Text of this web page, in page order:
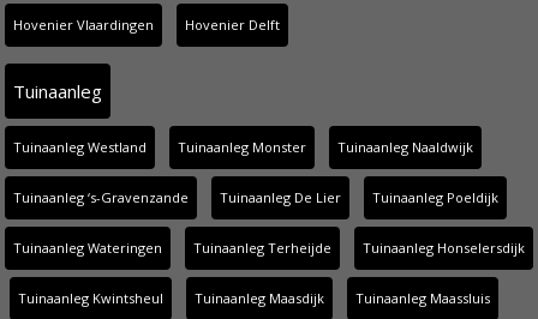
Hovenier Vlaardingen Hovenier Delft
Tuinaanleg
Tuinaanleg Westland Tuinaanleg Monster Tuinaanleg Naaldwijk
Tuinaanleg ‘s-Gravenzande Tuinaanleg De Lier Tuinaanleg Poeldijk
Tuinaanleg Wateringen Tuinaanleg Terheijde Tuinaanleg Honselersdijk
Tuinaanleg Kwintsheul Tuinaanleg Maasdijk Tuinaanleg Maassluis